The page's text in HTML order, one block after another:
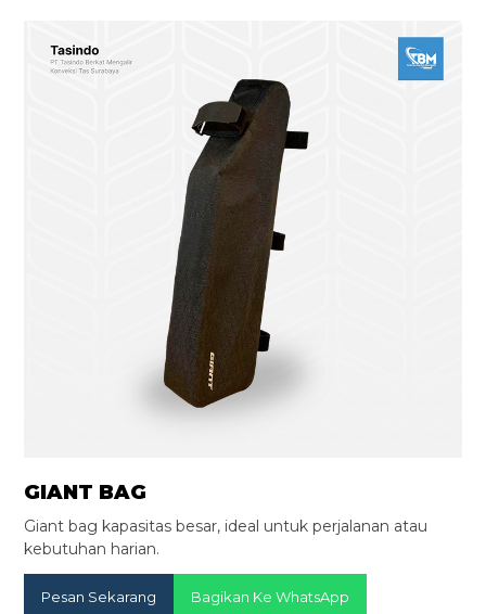
GIANT BAG
Giant bag kapasitas besar, ideal untuk perjalanan atau
kebutuhan harian.
Pesan Sekarang Bagikan Ke WhatsApp